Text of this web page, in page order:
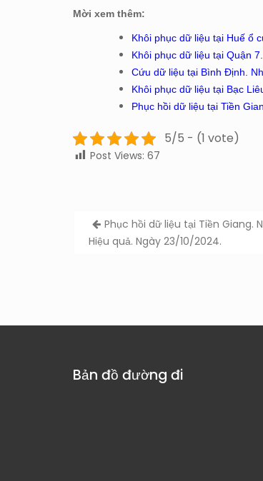
Mời xem thêm:
Khôi phục dữ liệu tại Huế ổ
Khôi phục dữ liệu tại Quận
Cứu dữ liệu tại Bình Định.
Khôi phục dữ liệu tại Bạc
Phục hồi dữ liệu tại Tiền
5/5 - (1 vote)
Post Views: 67
Post
navigation
Phục hồi dữ liệu tại Tiền Giang.
Hiệu quả. Ngày 23/10/2024.
Bản đồ đường đi